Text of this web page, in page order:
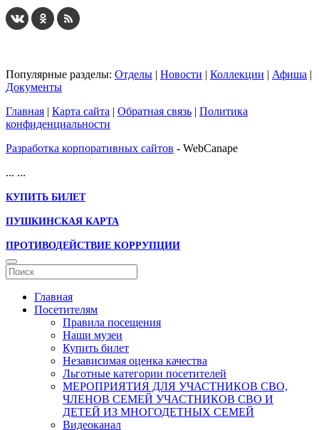
Популярные разделы: Отделы | Новости | Коллекции | Афиша |
Документы
Главная | Карта сайта | Обратная связь | Политика
конфиденциальности
Разработка корпоративных сайтов - WebCanape
... ...
КУПИТЬ БИЛЕТ
ПУШКИНСКАЯ КАРТА
ПРОТИВОДЕЙСТВИЕ КОРРУПЦИИ
Главная
Посетителям
Правила посещения
Наши музеи
Купить билет
Независимая оценка качества
Льготные категории посетителей
МЕРОПРИЯТИЯ ДЛЯ УЧАСТНИКОВ СВО,
ЧЛЕНОВ СЕМЕЙ УЧАСТНИКОВ СВО И
ДЕТЕЙ ИЗ МНОГОДЕТНЫХ СЕМЕЙ
Видеоканал